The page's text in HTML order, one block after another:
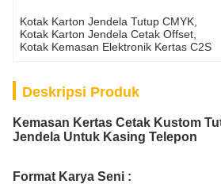
Kotak Karton Jendela Tutup CMYK
Kotak Karton Jendela Cetak Offset
Kotak Kemasan Elektronik Kertas C2S
Deskripsi Produk
Kemasan Kertas Cetak Kustom
Jendela Untuk Kasing Telepon
Format Karya Seni :